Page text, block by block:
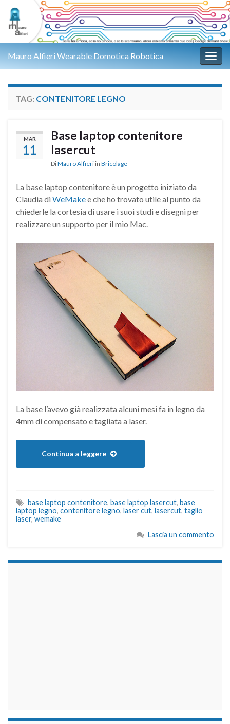
Mauro Alfieri Wearable Domotica Robotica
TAG: CONTENITORE LEGNO
MAR
11
Base laptop contenitore
lasercut
DiMauro Alfieri in Bricolage
La base laptop contenitore è un progetto iniziato da
Claudia di WeMakee che ho trovato utile al punto da
chiederle la cortesia di usare i suoi studi e disegni per
realizzare un supporto per il mio Mac.
La base l’avevo già realizzata alcuni mesi fa in legno da
4mm di compensato e tagliata a laser.
Continua a leggere
base laptop contenitore, base laptop lasercut, base
laptop legno, contenitore legno, laser cut, lasercut, taglio
laser, wemake
Lascia un commento